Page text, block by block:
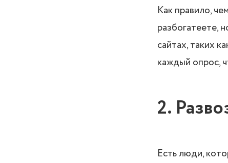
Как правило,
разбогатеете,
сайтах, таких
каждый опрос,
2.
Есть люди,